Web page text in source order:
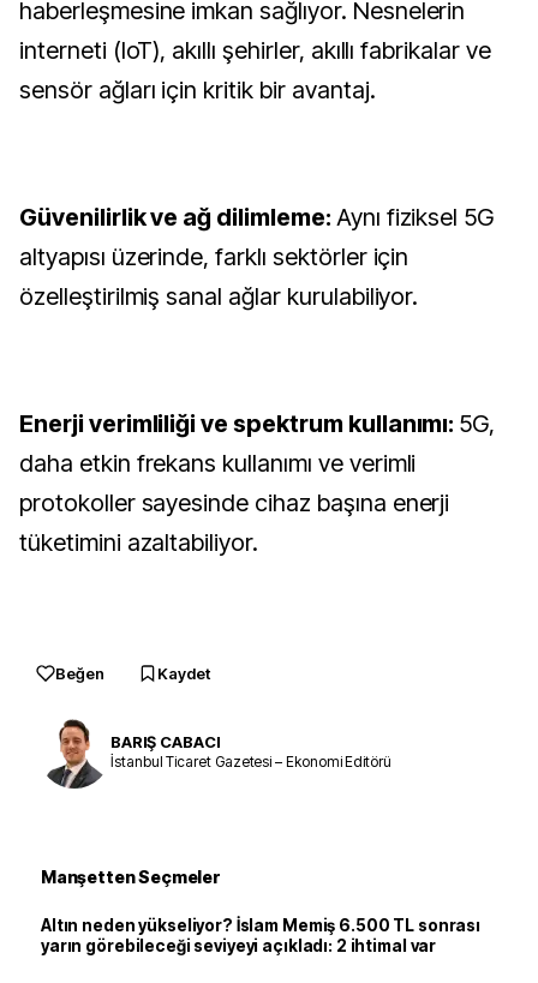
haberleşmesine imkan sağlıyor. Nesnelerin
interneti (IoT), akıllı şehirler, akıllı fabrikalar ve
sensör ağları için kritik bir avantaj.
Güvenilirlik ve ağ dilimleme: Aynı fiziksel 5G
altyapısı üzerinde, farklı sektörler için
özelleştirilmiş sanal ağlar kurulabiliyor.
Enerji verimliliği ve spektrum kullanımı: 5G,
daha etkin frekans kullanımı ve verimli
protokoller sayesinde cihaz başına enerji
tüketimini azaltabiliyor.
Beğen Kaydet
BARIŞ CABACI
İstanbul Ticaret Gazetesi – Ekonomi Editörü
Manşetten Seçmeler
Altın neden yükseliyor? İslam Memiş 6.500 TL sonrası
yarın görebileceği seviyeyi açıkladı: 2 ihtimal var